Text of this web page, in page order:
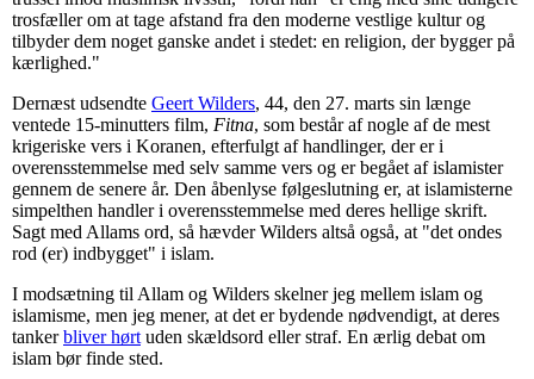
trosfæller om at tage afstand fra den moderne vestlige kultur og
tilbyder dem noget ganske andet i stedet: en religion, der bygger på
kærlighed."
Dernæst udsendte Geert Wilders, 44, den 27. marts sin længe
ventede 15-minutters film, Fitna, som består af nogle af de mest
krigeriske vers i Koranen, efterfulgt af handlinger, der er i
overensstemmelse med selv samme vers og er begået af islamister
gennem de senere år. Den åbenlyse følgeslutning er, at islamisterne
simpelthen handler i overensstemmelse med deres hellige skrift.
Sagt med Allams ord, så hævder Wilders altså også, at "det ondes
rod (er) indbygget" i islam.
I modsætning til Allam og Wilders skelner jeg mellem islam og
islamisme, men jeg mener, at det er bydende nødvendigt, at deres
tankerbliver hørt uden skældsord eller straf. En ærlig debat om
islam bør finde sted.